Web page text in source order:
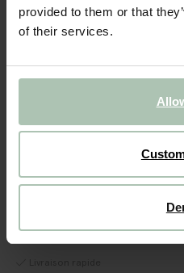
provided to them or that
of their services.
22-24 25-28 29-32
VOIR LE